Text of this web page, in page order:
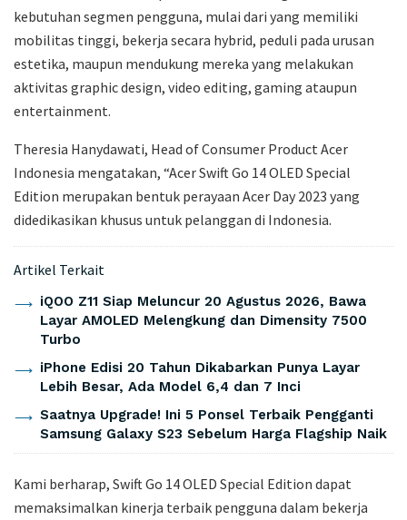
kebutuhan segmen pengguna, mulai dari yang memiliki
mobilitas tinggi, bekerja secara hybrid, peduli pada urusan
estetika, maupun mendukung mereka yang melakukan
aktivitas graphic design, video editing, gaming ataupun
entertainment.
Theresia Hanydawati, Head of Consumer Product Acer
Indonesia mengatakan, “Acer Swift Go 14 OLED Special
Edition merupakan bentuk perayaan Acer Day 2023 yang
didedikasikan khusus untuk pelanggan di Indonesia.
Artikel Terkait
iQOO Z11 Siap Meluncur 20 Agustus 2026, Bawa
Layar AMOLED Melengkung dan Dimensity 7500
Turbo
iPhone Edisi 20 Tahun Dikabarkan Punya Layar
Lebih Besar, Ada Model 6,4 dan 7 Inci
Saatnya Upgrade! Ini 5 Ponsel Terbaik Pengganti
Samsung Galaxy S23 Sebelum Harga Flagship Naik
Kami berharap, Swift Go 14 OLED Special Edition dapat
memaksimalkan kinerja terbaik pengguna dalam bekerja